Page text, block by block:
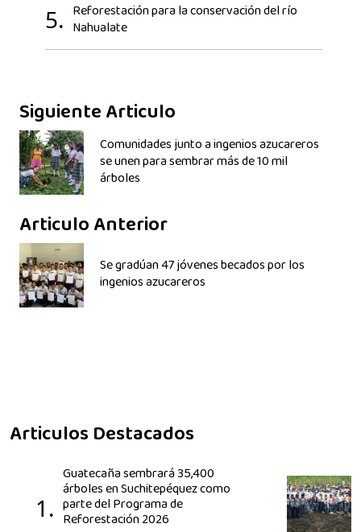
5. Reforestación para la conservación del río
Nahualate
Siguiente Articulo
Comunidades junto a ingenios azucareros
se unen para sembrar más de 10 mil
árboles
Articulo Anterior
Se gradúan 47 jóvenes becados por los
ingenios azucareros
Articulos Destacados
1.
Guatecaña sembrará 35,400
árboles en Suchitepéquez como
parte del Programa de
Reforestación 2026